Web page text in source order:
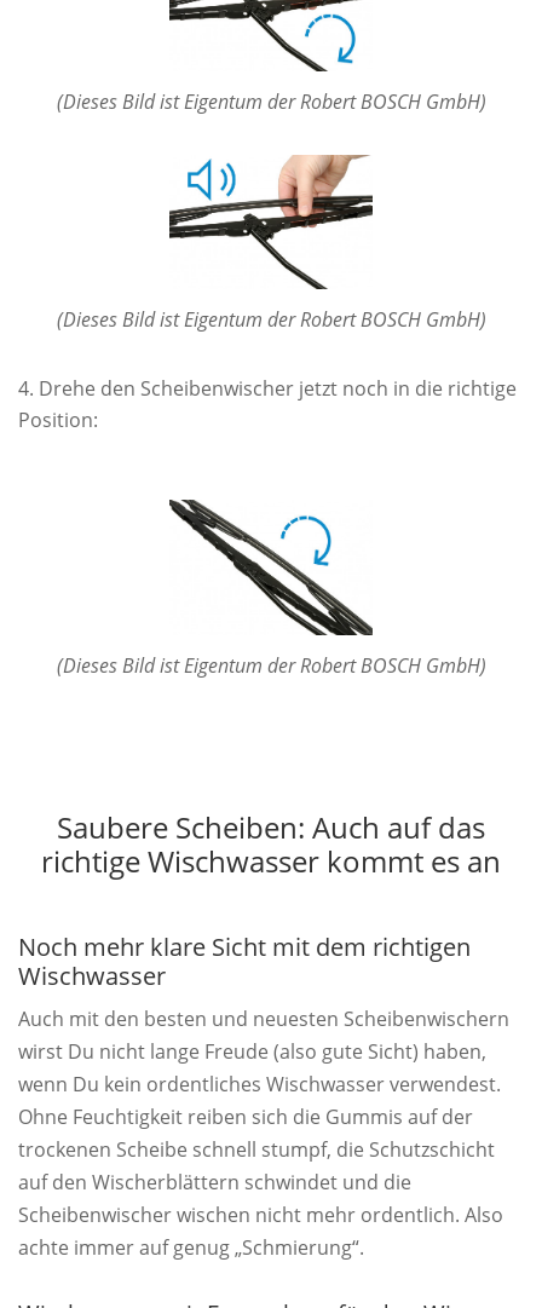
(Dieses Bild ist Eigentum der Robert BOSCH GmbH)
(Dieses Bild ist Eigentum der Robert BOSCH GmbH)
Drehe den Scheibenwischer jetzt noch in die richtige
Position:
(Dieses Bild ist Eigentum der Robert BOSCH GmbH)
Saubere Scheiben: Auch auf das
richtige Wischwasser kommt es an
Noch mehr klare Sicht mit dem richtigen
Wischwasser
Auch mit den besten und neuesten Scheibenwischern
wirst Du nicht lange Freude (also gute Sicht) haben,
wenn Du kein ordentliches Wischwasser verwendest.
Ohne Feuchtigkeit reiben sich die Gummis auf der
trockenen Scheibe schnell stumpf, die Schutzschicht
auf den Wischerblättern schwindet und die
Scheibenwischer wischen nicht mehr ordentlich. Also
achte immer auf genug „Schmierung“.